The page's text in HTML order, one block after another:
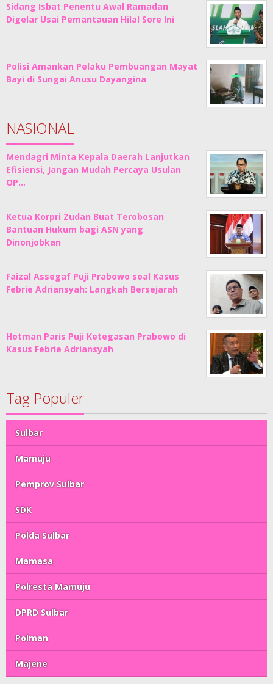
Sidang Isbat Penentu Awal Ramadan
Digelar Usai Pemantauan Hilal Sore Ini
Polisi Amankan Pelaku Pembuangan Mayat
Bayi di Sungai Anusu Dayangina
NASIONAL
Mendagri Minta Kepala Daerah Lanjutkan
Efisiensi, Jangan Mudah Percaya Usulan
OP…
Ketua Korpri Zudan Buat Terobosan
Bantuan Hukum bagi ASN yang
Dinonjobkan
Faizal Assegaf Puji Prabowo soal Kasus
Febrie Adriansyah: Langkah Bersejarah
Hotman Paris Puji Ketegasan Prabowo di
Kasus Febrie Adriansyah
Tag Populer
Sulbar
Mamuju
Pemprov Sulbar
SDK
Polda Sulbar
Mamasa
Polresta Mamuju
DPRD Sulbar
Polman
Majene